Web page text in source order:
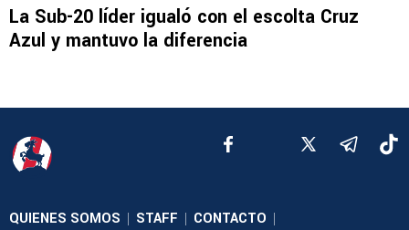
La Sub-20 líder igualó con el escolta Cruz
Azul y mantuvo la diferencia
QUIENES SOMOS | STAFF | CONTACTO |